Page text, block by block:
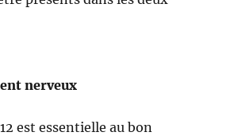
nerveux
est essentielle au bon